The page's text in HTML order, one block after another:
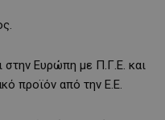
στην Ευρώπη με Π.Γ.Ε. και
προϊόν από την Ε.Ε.